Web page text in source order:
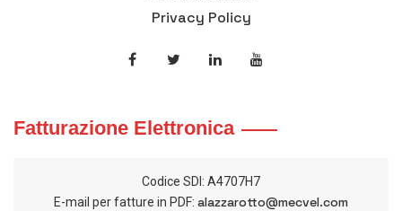
Privacy Policy
Fatturazione Elettronica
Codice SDI: A4707H7
E-mail per fatture in PDF: alazzarotto@mecvel.com